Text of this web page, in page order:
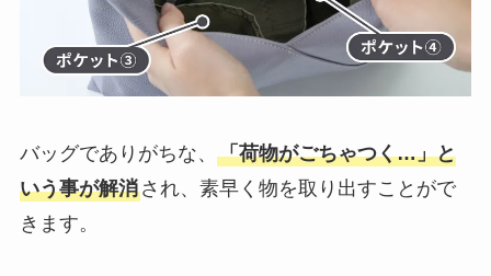
バッグでありがちな、 「荷物がごちゃつく…」と
いう事が解消され、素早く物を取り出すことがで
きます。